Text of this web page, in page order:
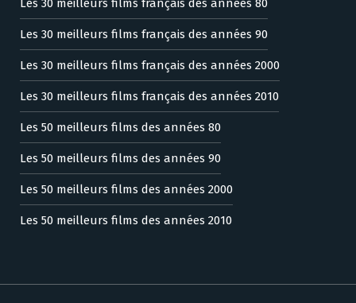
Les 30 meilleurs films français des années 80
Les 30 meilleurs films français des années 90
Les 30 meilleurs films français des années 2000
Les 30 meilleurs films français des années 2010
Les 50 meilleurs films des années 80
Les 50 meilleurs films des années 90
Les 50 meilleurs films des années 2000
Les 50 meilleurs films des années 2010